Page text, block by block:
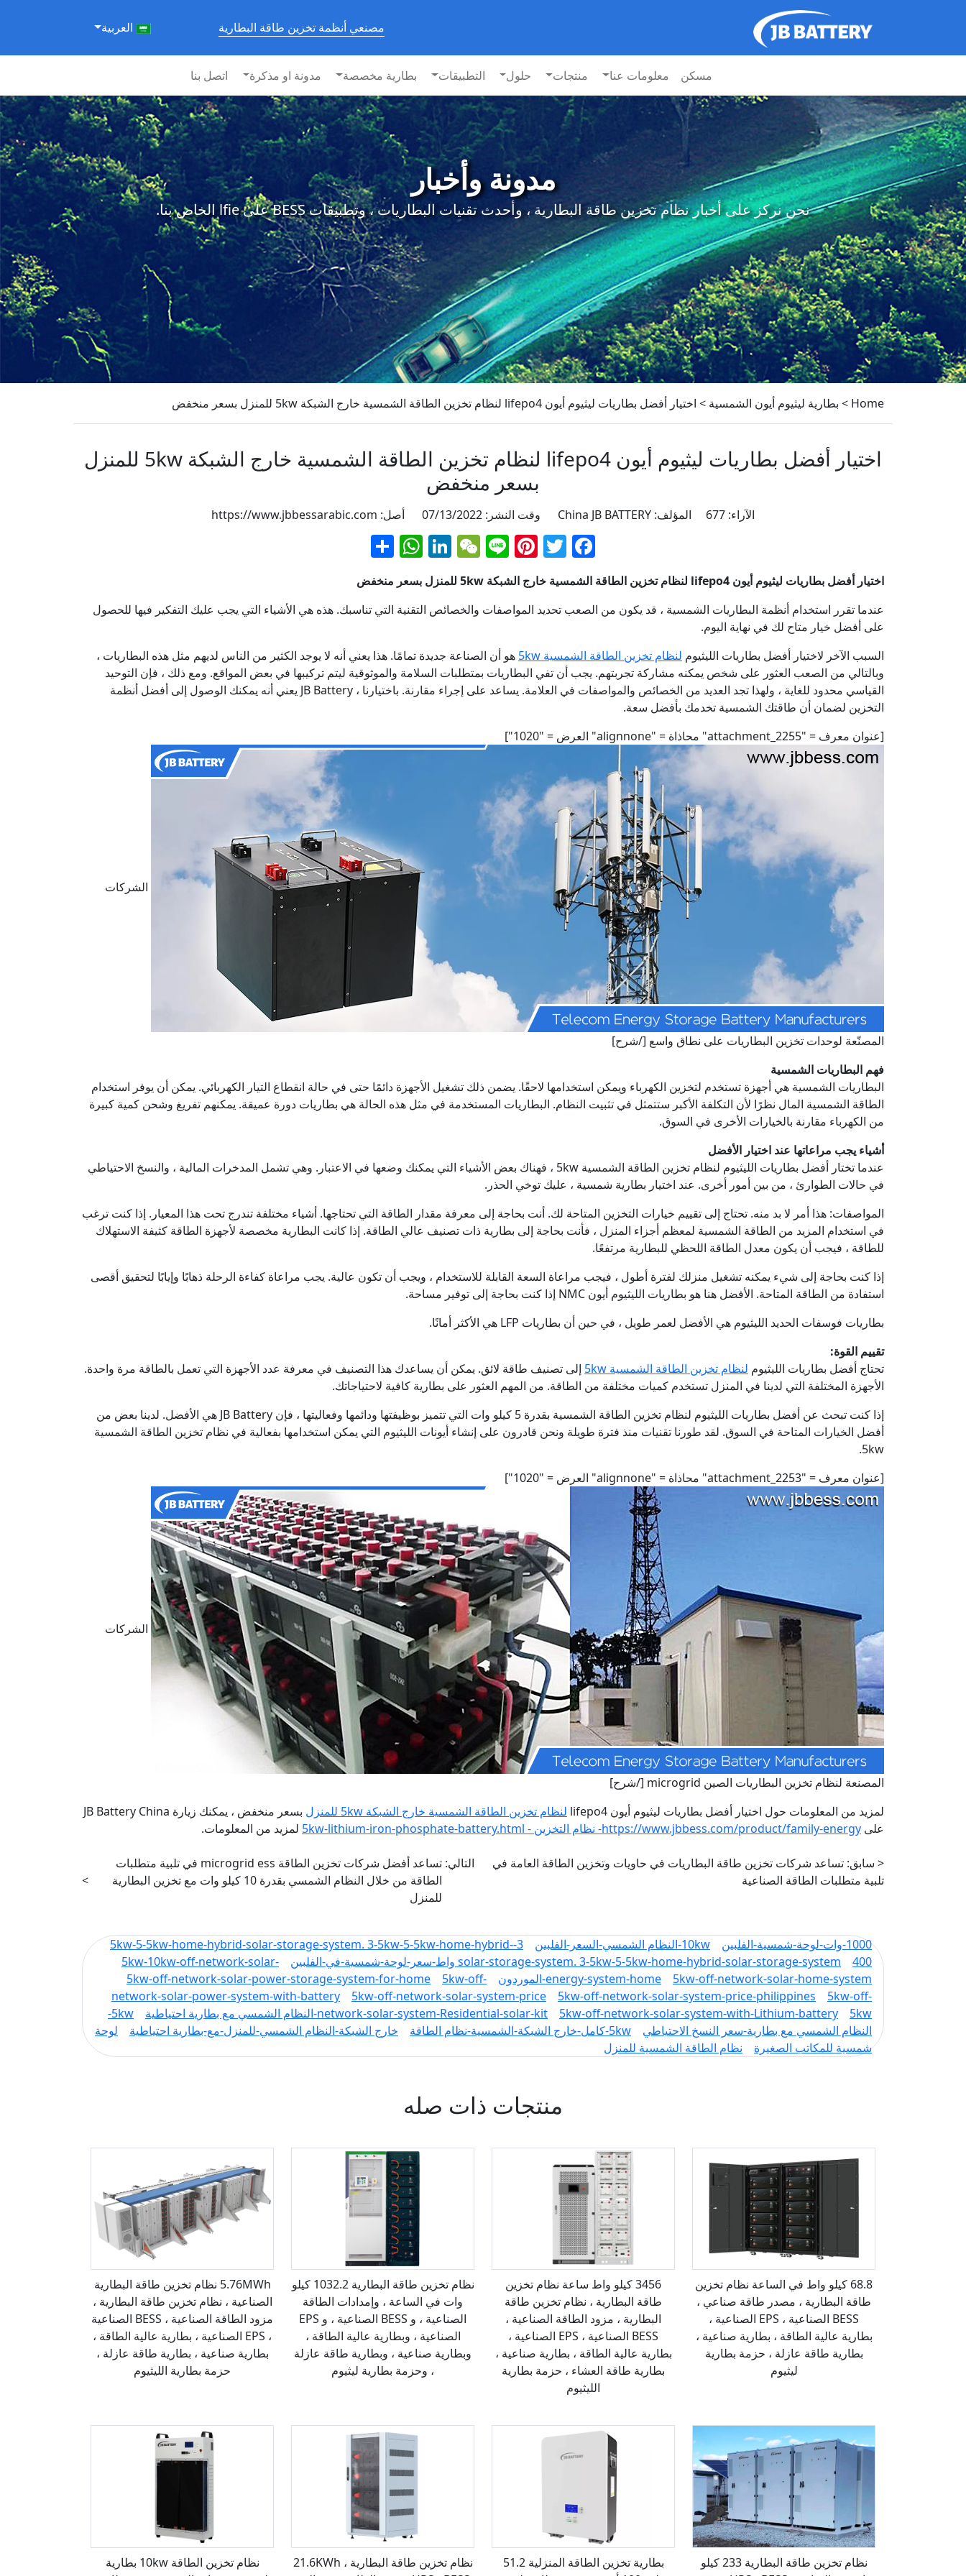
مصنعي أنظمة تخزين طاقة البطارية العربية
مسكن معلومات عنا منتجات حلول التطبيقات بطارية مخصصة مدونة او مذكرة اتصل بنا
مدونة وأخبار
نحن نركز على أخبار نظام تخزين طاقة البطارية ، وأحدث تقنيات البطاريات ، وتطبيقات BESS على lfie الخاص بنا.
Home
> بطارية ليثيوم أيون الشمسية > اختيار أفضل بطاريات ليثيوم أيون lifepo4 لنظام تخزين الطاقة الشمسية خارج الشبكة 5kw للمنزل بسعر منخفض
اختيار أفضل بطاريات ليثيوم أيون lifepo4 لنظام تخزين الطاقة الشمسية خارج الشبكة 5kw للمنزل
بسعر منخفض
الآراء: 677 المؤلف: China JB BATTERY وقت النشر: 07/13/2022 أصل: https://www.jbbessarabic.com
Facebook
Twitter
Pinterest
Line
WeChat
LinkedIn
WhatsApp
اختيار أفضل بطاريات ليثيوم أيون lifepo4 لنظام تخزين الطاقة الشمسية خارج الشبكة 5kw للمنزل بسعر منخفض
عندما تقرر استخدام أنظمة البطاريات الشمسية ، قد يكون من الصعب تحديد المواصفات والخصائص التقنية التي تناسبك. هذه هي الأشياء التي يجب عليك التفكير فيها للحصول
على أفضل خيار متاح لك في نهاية اليوم.
السبب الآخر لاختيار أفضل بطاريات الليثيوم لنظام تخزين الطاقة الشمسية 5kw
هو أن الصناعة جديدة تمامًا. هذا يعني أنه لا يوجد الكثير من الناس لديهم مثل هذه البطاريات ،
وبالتالي من الصعب العثور على شخص يمكنه مشاركة تجربتهم. يجب أن تفي البطاريات بمتطلبات السلامة والموثوقية ليتم تركيبها في بعض المواقع. ومع ذلك ، فإن التوحيد
القياسي محدود للغاية ، ولهذا تجد العديد من الخصائص والمواصفات في العلامة. يساعد على إجراء مقارنة. باختيارنا ، JB Battery يعني أنه يمكنك الوصول إلى أفضل أنظمة
التخزين لضمان أن طاقتك الشمسية تخدمك بأفضل سعة.
[عنوان معرف = "attachment_2255" محاذاة = "alignnone" العرض = "1020"]
الشركات
المصنّعة لوحدات تخزين البطاريات على نطاق واسع [/شرح]
فهم البطاريات الشمسية
البطاريات الشمسية هي أجهزة تستخدم لتخزين الكهرباء ويمكن استخدامها لاحقًا. يضمن ذلك تشغيل الأجهزة دائمًا حتى في حالة انقطاع التيار الكهربائي. يمكن أن يوفر استخدام
الطاقة الشمسية المال نظرًا لأن التكلفة الأكبر ستتمثل في تثبيت النظام. البطاريات المستخدمة في مثل هذه الحالة هي بطاريات دورة عميقة. يمكنهم تفريغ وشحن كمية كبيرة
من الكهرباء مقارنة بالخيارات الأخرى في السوق.
أشياء يجب مراعاتها عند اختيار الأفضل
عندما تختار أفضل بطاريات الليثيوم لنظام تخزين الطاقة الشمسية 5kw ، فهناك بعض الأشياء التي يمكنك وضعها في الاعتبار. وهي تشمل المدخرات المالية ، والنسخ الاحتياطي
في حالات الطوارئ ، من بين أمور أخرى. عند اختيار بطارية شمسية ، عليك توخي الحذر.
المواصفات: هذا أمر لا بد منه. تحتاج إلى تقييم خيارات التخزين المتاحة لك. أنت بحاجة إلى معرفة مقدار الطاقة التي تحتاجها. أشياء مختلفة تندرج تحت هذا المعيار. إذا كنت ترغب
في استخدام المزيد من الطاقة الشمسية لمعظم أجزاء المنزل ، فأنت بحاجة إلى بطارية ذات تصنيف عالي الطاقة. إذا كانت البطارية مخصصة لأجهزة الطاقة كثيفة الاستهلاك
للطاقة ، فيجب أن يكون معدل الطاقة اللحظي للبطارية مرتفعًا.
إذا كنت بحاجة إلى شيء يمكنه تشغيل منزلك لفترة أطول ، فيجب مراعاة السعة القابلة للاستخدام ، ويجب أن تكون عالية. يجب مراعاة كفاءة الرحلة ذهابًا وإيابًا لتحقيق أقصى
استفادة من الطاقة المتاحة. الأفضل هنا هو بطاريات الليثيوم أيون NMC إذا كنت بحاجة إلى توفير مساحة.
بطاريات فوسفات الحديد الليثيوم هي الأفضل لعمر طويل ، في حين أن بطاريات LFP هي الأكثر أمانًا.
تقييم القوة:
تحتاج أفضل بطاريات الليثيوم لنظام تخزين الطاقة الشمسية 5kw
إلى تصنيف طاقة لائق. يمكن أن يساعدك هذا التصنيف في معرفة عدد الأجهزة التي تعمل بالطاقة مرة واحدة.
الأجهزة المختلفة التي لدينا في المنزل تستخدم كميات مختلفة من الطاقة. من المهم العثور على بطارية كافية لاحتياجاتك.
إذا كنت تبحث عن أفضل بطاريات الليثيوم لنظام تخزين الطاقة الشمسية بقدرة 5 كيلو وات التي تتميز بوظيفتها ودائمها وفعاليتها ، فإن JB Battery هي الأفضل. لدينا بعض من
أفضل الخيارات المتاحة في السوق. لقد طورنا تقنيات منذ فترة طويلة ونحن قادرون على إنشاء أيونات الليثيوم التي يمكن استخدامها بفعالية في نظام تخزين الطاقة الشمسية
5kw.
[عنوان معرف = "attachment_2253" محاذاة = "alignnone" العرض = "1020"]
الشركات
المصنعة لنظام تخزين البطاريات الصين microgrid [/شرح]
لمزيد من المعلومات حول اختيار أفضل بطاريات ليثيوم أيون lifepo4
لنظام تخزين الطاقة الشمسية خارج الشبكة 5kw للمنزل
بسعر منخفض ، يمكنك زيارة JB Battery China
على https://www.jbbess.com/product/family-energy- نظام التخزين - 5kw-lithium-iron-phosphate-battery.html لمزيد من المعلومات.
< سابق: تساعد شركات تخزين طاقة البطاريات في حاويات وتخزين الطاقة العامة في
تلبية متطلبات الطاقة الصناعية
التالي:
تساعد أفضل شركات تخزين الطاقة microgrid ess في تلبية متطلبات
الطاقة من خلال النظام الشمسي بقدرة 10 كيلو وات مع تخزين البطارية
للمنزل
>
1000-وات-لوحة-شمسية-الفلبين 10kw-النظام الشمسي-السعر-الفلبين
3-5kw-5-5kw-home-hybrid-solar-storage-system. 3-5kw-5-5kw-home-hybrid-
solar-storage-system. 3-5kw-5-5kw-home-hybrid-solar-storage-system
400 واط-سعر-لوحة-شمسية-في-الفلبين
5kw-10kw-off-network-solar-
energy-system-home
5kw-off-network-solar-home-system-الموردون 5kw-off-network-solar-power-storage-system-for-home
5kw-off-
network-solar-power-system-with-battery
5kw-off-network-solar-system-price 5kw-off-network-solar-system-price-philippines
5kw-off-
network-solar-system-Residential-solar-kit
5kw-off-network-solar-system-with-Lithium-battery 5kw-النظام الشمسي مع بطارية احتياطية
5kw-
النظام الشمسي مع بطارية-سعر النسخ الاحتياطي
5kw-كامل-خارج الشبكة-الشمسية-نظام الطاقة خارج الشبكة-النظام الشمسي-للمنزل-مع-بطارية احتياطية
لوحة
شمسية للمكاتب الصغيرة
نظام الطاقة الشمسية للمنزل
منتجات ذات صله
68.8 كيلو واط في الساعة نظام تخزين
طاقة البطارية ، مصدر طاقة صناعي ،
BESS الصناعية ، EPS الصناعية ،
بطارية عالية الطاقة ، بطارية صناعية ،
بطارية طاقة عازلة ، حزمة بطارية
ليثيوم
3456 كيلو واط ساعة نظام تخزين
طاقة البطارية ، نظام تخزين طاقة
البطارية ، مزود الطاقة الصناعية ،
BESS الصناعية ، EPS الصناعية ،
بطارية عالية الطاقة ، بطارية صناعية ،
بطارية طاقة العشاء ، حزمة بطارية
الليثيوم
نظام تخزين طاقة البطارية 1032.2 كيلو
وات في الساعة ، وإمدادات الطاقة
الصناعية ، و BESS الصناعية ، و EPS
الصناعية ، وبطارية عالية الطاقة ،
وبطارية صناعية ، وبطارية طاقة عازلة
، وحزمة بطارية ليثيوم
5.76MWh نظام تخزين طاقة البطارية
الصناعية ، نظام تخزين طاقة البطارية ،
مزود الطاقة الصناعية ، BESS الصناعية
، EPS الصناعية ، بطارية عالية الطاقة ،
بطارية صناعية ، بطارية طاقة عازلة ،
حزمة بطارية الليثيوم
نظام تخزين طاقة البطارية 233 كيلو
بطارية تخزين الطاقة المنزلية 51.2
نظام تخزين طاقة البطارية 21.6KWh ،
نظام تخزين الطاقة 10kw بطارية